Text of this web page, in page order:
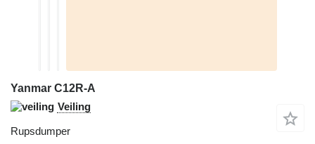
Yanmar C12R-A
Veiling
Rupsdumper